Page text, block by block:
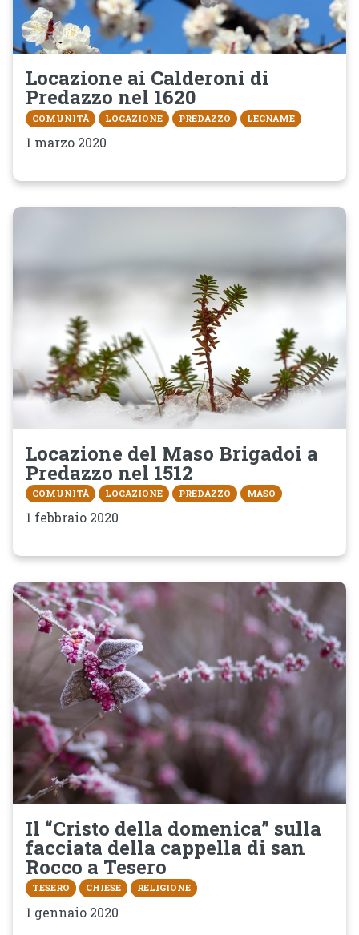
Locazione ai Calderoni di
Predazzo nel 1620
COMUNITÀ LOCAZIONE PREDAZZO LEGNAME
1 marzo 2020
Locazione del Maso Brigadoi a
Predazzo nel 1512
COMUNITÀ LOCAZIONE PREDAZZO MASO
1 febbraio 2020
Il “Cristo della domenica” sulla
facciata della cappella di san
Rocco a Tesero
TESERO CHIESE RELIGIONE
1 gennaio 2020